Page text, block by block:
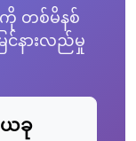
တစ်မိနစ်
င်နားလည်မှု
ယခု